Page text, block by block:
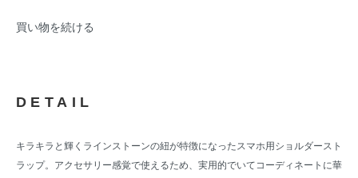
買い物を続ける
DETAIL
キラキラと輝くラインストーンの紐が特徴になったスマホ用ショルダースト
ラップ。アクセサリー感覚で使えるため、実用的でいてコーディネートに華